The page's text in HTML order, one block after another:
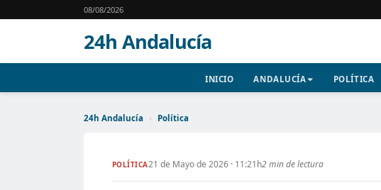
08/08/2026
24h Andalucía
INICIO ANDALUCÍA POLÍTICA
24h Andalucía › Política
POLÍTICA21 de Mayo de 2026 · 11:21h2 min de lectura